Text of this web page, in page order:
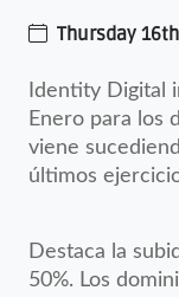
Thursday
Identity Digital
Enero para los
viene
últimos
Destaca la
50%. Los